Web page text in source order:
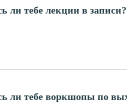
ли тебе лекции в записи?
ли тебе воркшопы по